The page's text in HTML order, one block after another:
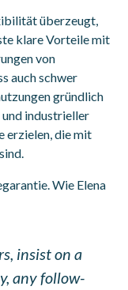
überzeugt,
klare Vorteile mit
von
auch schwer
gründlich
industrieller
erzielen, die mit
Wie Elena
insist on a
any follow-